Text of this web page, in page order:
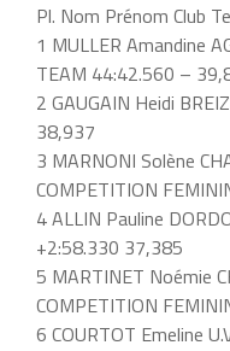
Pl. Nom Prénom Club
1 MULLER Amandine
TEAM 44:42.560 –
2 GAUGAIN Heidi
38,937
3 MARNONI Solène
COMPETITION
4 ALLIN Pauline
+2:58.330 37,385
5 MARTINET Noémie
COMPETITION
6 COURTOT Emeline